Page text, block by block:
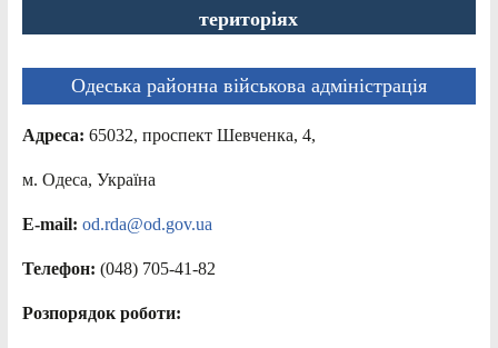
територіях
Одеська районна військова адміністрація
Адреса: 65032, проспект Шевченка, 4,
м. Одеса, Україна
E-mail: od.rda@od.gov.ua
Телефон: (048) 705-41-82
Розпорядок роботи: